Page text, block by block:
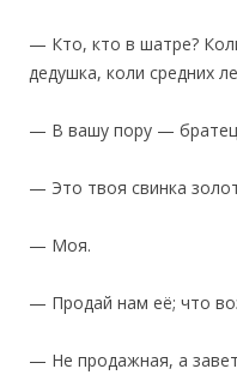
— Кто, кто в шатре?
дедушка, коли средних
— В вашу пору —
— Это твоя свинка
— Моя.
— Продай нам её; что
— Не продажная, а